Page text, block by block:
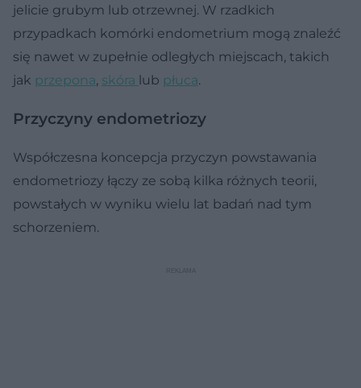
jelicie grubym lub otrzewnej. W rzadkich
przypadkach komórki endometrium mogą znaleźć
się nawet w zupełnie odległych miejscach, takich
jak przepona, skóra lub płuca.
Przyczyny endometriozy
Współczesna koncepcja przyczyn powstawania
endometriozy łączy ze sobą kilka różnych teorii,
powstałych w wyniku wielu lat badań nad tym
schorzeniem.